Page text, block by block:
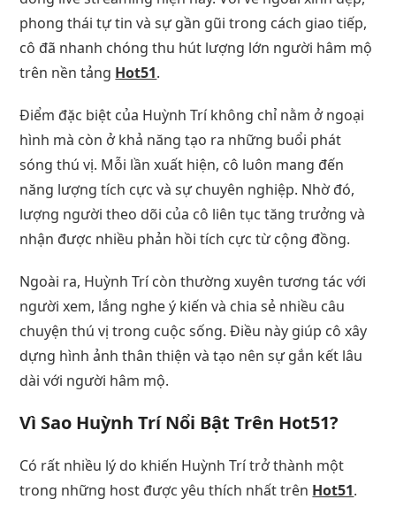
phong thái tự tin và sự gần gũi trong cách giao tiếp,
cô đã nhanh chóng thu hút lượng lớn người hâm mộ
trên nền tảng Hot51.
Điểm đặc biệt của Huỳnh Trí không chỉ nằm ở ngoại
hình mà còn ở khả năng tạo ra những buổi phát
sóng thú vị. Mỗi lần xuất hiện, cô luôn mang đến
năng lượng tích cực và sự chuyên nghiệp. Nhờ đó,
lượng người theo dõi của cô liên tục tăng trưởng và
nhận được nhiều phản hồi tích cực từ cộng đồng.
Ngoài ra, Huỳnh Trí còn thường xuyên tương tác với
người xem, lắng nghe ý kiến và chia sẻ nhiều câu
chuyện thú vị trong cuộc sống. Điều này giúp cô xây
dựng hình ảnh thân thiện và tạo nên sự gắn kết lâu
dài với người hâm mộ.
Vì Sao Huỳnh Trí Nổi Bật Trên Hot51?
Có rất nhiều lý do khiến Huỳnh Trí trở thành một
trong những host được yêu thích nhất trên Hot51.